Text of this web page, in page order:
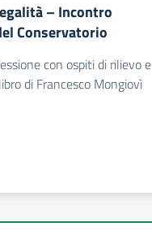
– Incontro
Conservatorio
con ospiti di rilievo e
di Francesco Mongiovì